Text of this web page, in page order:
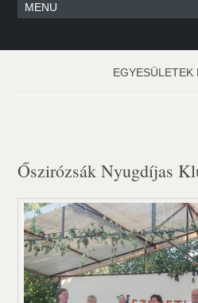
EGYESÜLETEK
Őszirózsák Nyugdíjas